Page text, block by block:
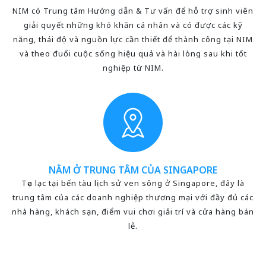
NIM có Trung tâm Hướng dẫn & Tư vấn để hỗ trợ sinh viên
giải quyết những khó khăn cá nhân và có được các kỹ
năng, thái độ và nguồn lực cần thiết để thành công tại NIM
và theo đuổi cuộc sống hiệu quả và hài lòng sau khi tốt
nghiệp từ NIM.
NẰM Ở TRUNG TÂM CỦA SINGAPORE
Tọa lạc tại bến tàu lịch sử ven sông ở Singapore, đây là
trung tâm của các doanh nghiệp thương mại với đầy đủ các
nhà hàng, khách sạn, điểm vui chơi giải trí và cửa hàng bán
lẻ.